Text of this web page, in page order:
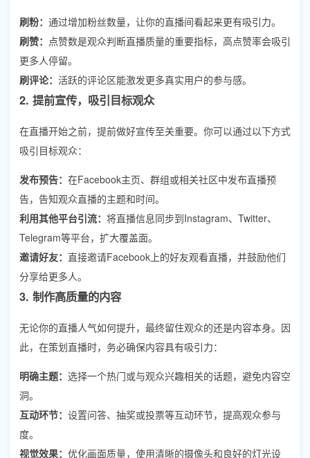
刷粉： 通过增加粉丝数量，让你的直播间看起来更有吸引力。
刷赞： 点赞数是观众判断直播质量的重要指标，高点赞率会吸引
更多人停留。
刷评论： 活跃的评论区能激发更多真实用户的参与感。
2. 提前宣传，吸引目标观众
在直播开始之前，提前做好宣传至关重要。你可以通过以下方式
吸引目标观众：
发布预告： 在Facebook主页、群组或相关社区中发布直播预
告，告知观众直播的主题和时间。
利用其他平台引流： 将直播信息同步到Instagram、Twitter、
Telegram等平台，扩大覆盖面。
邀请好友： 直接邀请Facebook上的好友观看直播，并鼓励他们
分享给更多人。
3. 制作高质量的内容
无论你的直播人气如何提升，最终留住观众的还是内容本身。因
此，在策划直播时，务必确保内容具有吸引力：
明确主题： 选择一个热门或与观众兴趣相关的话题，避免内容空
洞。
互动环节： 设置问答、抽奖或投票等互动环节，提高观众参与
度。
视觉效果： 优化画面质量，使用清晰的摄像头和良好的灯光设